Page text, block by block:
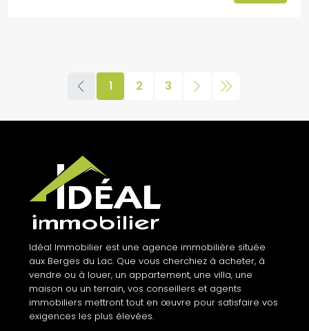
1 2 3
Idéal Immobilier est une agence immobilière située
aux Berges du Lac. Que vous cherchiez à acheter, à
vendre ou à louer, un appartement, une villa, une
maison ou un terrain, vos conseillers et agents
immobiliers mettront tout en œuvre pour satisfaire vos
exigences les plus élevées.